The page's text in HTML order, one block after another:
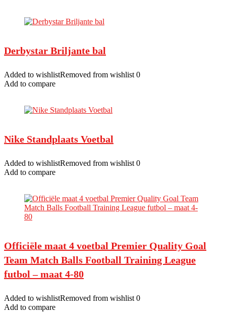
Derbystar Briljante bal
Added to wishlistRemoved from wishlist 0
Add to compare
Nike Standplaats Voetbal
Added to wishlistRemoved from wishlist 0
Add to compare
Officiële maat 4 voetbal Premier Quality Goal
Team Match Balls Football Training League
futbol – maat 4-80
Added to wishlistRemoved from wishlist 0
Add to compare